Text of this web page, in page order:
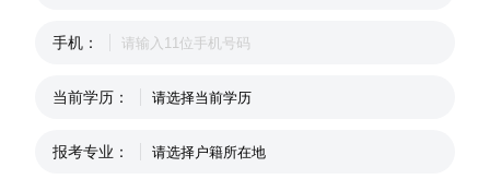
手机：
当前学历：
报考专业：